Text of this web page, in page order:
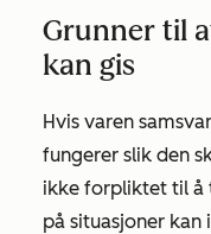
Grunner til
kan gis
Hvis varen
fungerer slik den
ikke forpliktet til å
på situasjoner kan